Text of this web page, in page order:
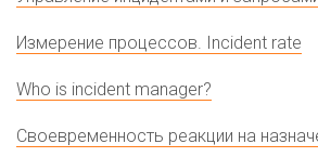
Измерение процессов. Incident rate
Who is incident manager?
Своевременность реакции на